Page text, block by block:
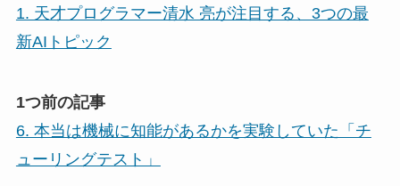
1. 天才プログラマー清水 亮が注目する、3つの最
新AIトピック
1つ前の記事
6. 本当は機械に知能があるかを実験していた「チ
ューリングテスト」